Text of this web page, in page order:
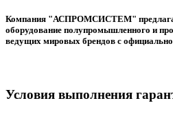
Компания "АСПРОМСИСТЕМ"
оборудование полупромышленного и
ведущих мировых брендов с
Условия выполнения